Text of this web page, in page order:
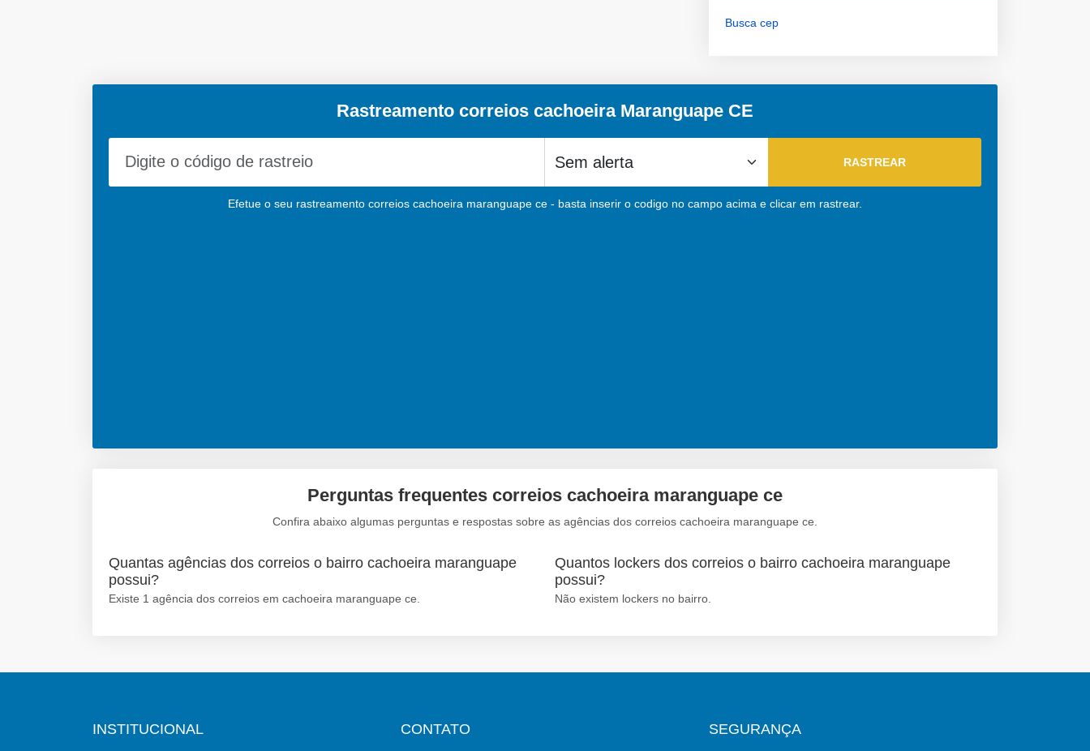
Busca cep
Rastreamento correios cachoeira Maranguape CE
Efetue o seu rastreamento correios cachoeira maranguape ce - basta inserir o codigo no campo acima e clicar em rastrear.
Perguntas frequentes correios cachoeira maranguape ce
Confira abaixo algumas perguntas e respostas sobre as agências dos correios cachoeira maranguape ce.
Quantas agências dos correios o bairro cachoeira maranguape
possui?
Existe 1 agência dos correios em cachoeira maranguape ce.
Quantos lockers dos correios o bairro cachoeira maranguape
possui?
Não existem lockers no bairro.
INSTITUCIONAL CONTATO SEGURANÇA